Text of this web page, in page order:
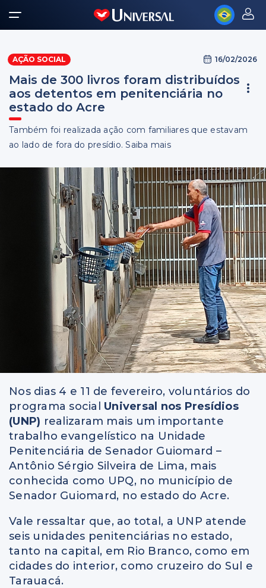
AÇÃO SOCIAL 16/02/2026
Mais de 300 livros foram distribuídos
aos detentos em penitenciária no
estado do Acre
Também foi realizada ação com familiares que estavam
ao lado de fora do presídio. Saiba mais
Nos dias 4 e 11 de fevereiro, voluntários do
programa social Universal nos Presídios
(UNP) realizaram mais um importante
trabalho evangelístico na Unidade
Penitenciária de Senador Guiomard –
Antônio Sérgio Silveira de Lima, mais
conhecida como UPQ, no município de
Senador Guiomard, no estado do Acre.
Vale ressaltar que, ao total, a UNP atende
seis unidades penitenciárias no estado,
tanto na capital, em Rio Branco, como em
cidades do interior, como cruzeiro do Sul e
Tarauacá.